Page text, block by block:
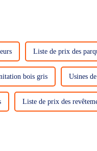
Liste de prix des
bois gris Usines
Liste de prix des